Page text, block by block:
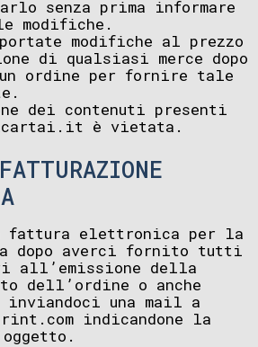
senza prima informare
modifiche.
modifiche al prezzo
di qualsiasi merce dopo
ordine per fornire tale
dei contenuti presenti
è vietata.
fattura elettronica per la
dopo averci fornito tutti
all’emissione della
dell’ordine o anche
inviandoci una mail a
indicandone la